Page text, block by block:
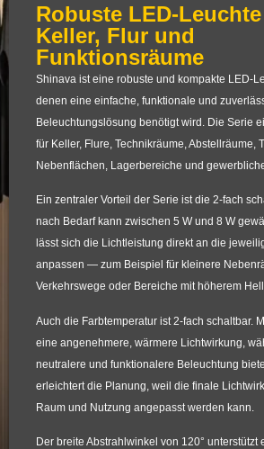
Robuste LED-
Keller, Flur und
Funktionsräume
Shinava ist eine robuste und kompakte LED-
denen eine einfache, funktionale und
Beleuchtungslösung benötigt wird. Die Serie
für Keller, Flure, Technikräume, Abstellräume,
Nebenflächen, Lagerbereiche und
Ein zentraler Vorteil der Serie ist die 2-fach
nach Bedarf kann zwischen 5 W und 8 W
lässt sich die Lichtleistung direkt an die
anpassen — zum Beispiel für kleinere
Verkehrswege oder Bereiche mit höherem
Auch die Farbtemperatur ist 2-fach schaltbar.
eine angenehmere, wärmere Lichtwirkung,
neutralere und funktionalere Beleuchtung
erleichtert die Planung, weil die finale
Raum und Nutzung angepasst werden kann.
Der breite Abstrahlwinkel von 120° unterstützt